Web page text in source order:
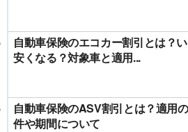
自動車保険のエコカー割引とは？
安くなる？対象車と適用...
自動車保険のASV割引とは？適用
件や期間について